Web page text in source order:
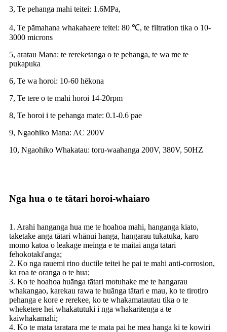
3, Te pehanga mahi teitei: 1.6MPa,
4, Te pāmahana whakahaere teitei: 80 ℃, te filtration tika o 10-
3000 microns
5, aratau Mana: te rereketanga o te pehanga, te wa me te
pukapuka
6, Te wa horoi: 10-60 hēkona
7, Te tere o te mahi horoi 14-20rpm
8, Te horoi i te pehanga mate: 0.1-0.6 pae
9, Ngaohiko Mana: AC 200V
10, Ngaohiko Whakatau: toru-waahanga 200V, 380V, 50HZ
Nga hua o te tātari horoi-whaiaro
1. Arahi hanganga hua me te hoahoa mahi, hanganga kiato,
taketake anga tātari whānui hanga, hangarau tukatuka, karo
momo katoa o leakage meinga e te maitai anga tātari
fehokotaki'anga;
2. Ko nga rauemi rino ductile teitei he pai te mahi anti-corrosion,
ka roa te oranga o te hua;
3. Ko te hoahoa huānga tātari motuhake me te hangarau
whakangao, karekau rawa te huānga tātari e mau, ko te tirotiro
pehanga e kore e rerekee, ko te whakamatautau tika o te
wheketere hei whakatutuki i nga whakaritenga a te
kaiwhakamahi;
4. Ko te mata taratara me te mata pai he mea hanga ki te kowiri